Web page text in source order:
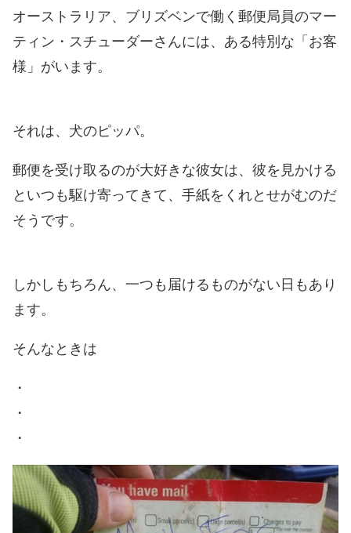
オーストラリア、ブリズベンで働く郵便局員のマー
ティン・スチューダーさんには、ある特別な「お客
様」がいます。
それは、犬のピッパ。
郵便を受け取るのが大好きな彼女は、彼を見かける
といつも駆け寄ってきて、手紙をくれとせがむのだ
そうです。
しかしもちろん、一つも届けるものがない日もあり
ます。
そんなときは
・
・
・